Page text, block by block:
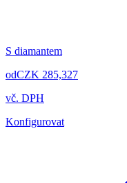
S diamantem
odCZK 285,327
vč. DPH
Konfigurovat